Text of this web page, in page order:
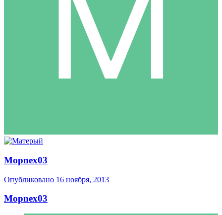
Mopnex03
Опубликовано 16 ноября, 2013
Mopnex03